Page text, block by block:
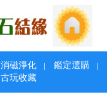
消磁淨化 | 鑑定選購 |
古玩收藏